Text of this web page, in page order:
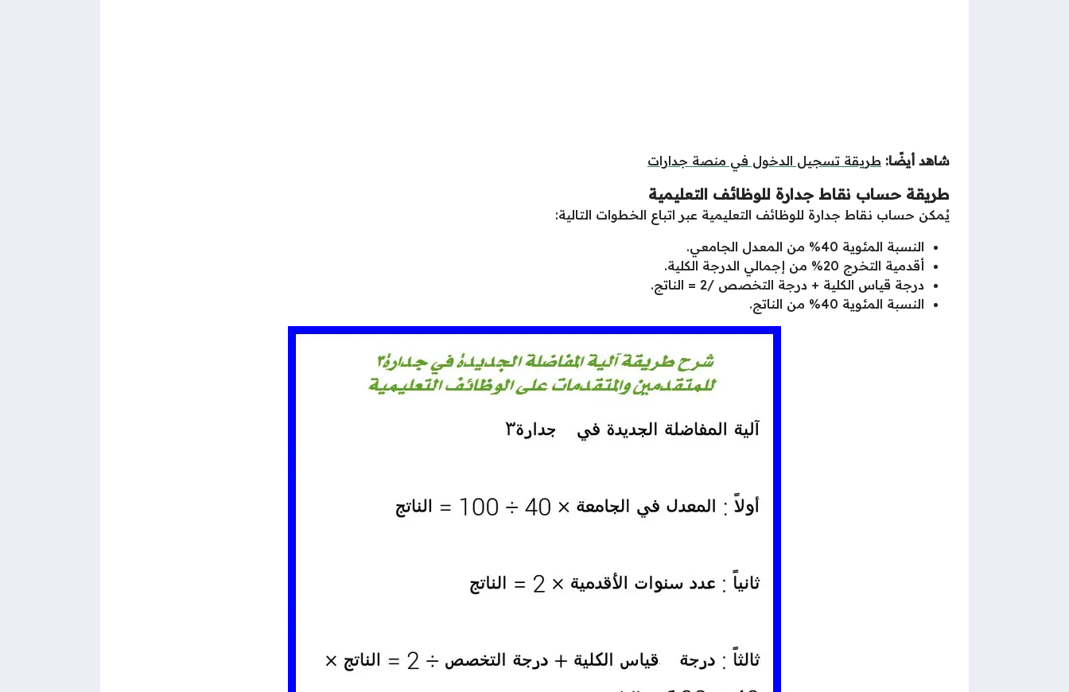
شاهد أيضًا: طريقة تسجيل الدخول في منصة جدارات
طريقة حساب نقاط جدارة للوظائف التعليمية
يُمكن حساب نقاط جدارة للوظائف التعليمية عبر اتباع الخطوات التالية:
النسبة المئوية 40% من المعدل الجامعي.
أقدمية التخرج 20% من إجمالي الدرجة الكلية.
درجة قياس الكلية + درجة التخصص /2 = الناتج.
النسبة المئوية 40% من الناتج.